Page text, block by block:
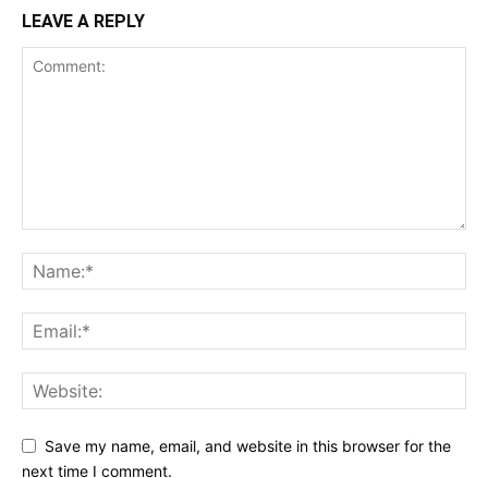
LEAVE A REPLY
Save my name, email, and website in this browser for the
next time I comment.